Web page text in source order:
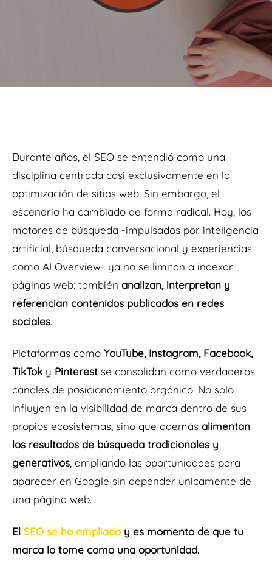
Durante años, el SEO se entendió como una
disciplina centrada casi exclusivamente en la
optimización de sitios web. Sin embargo, el
escenario ha cambiado de forma radical. Hoy, los
motores de búsqueda -impulsados por inteligencia
artificial, búsqueda conversacional y experiencias
como AI Overview- ya no se limitan a indexar
páginas web: también analizan, interpretan y
referencian contenidos publicados en redes
sociales.
Plataformas como YouTube, Instagram, Facebook,
TikTok y Pinterest se consolidan como verdaderos
canales de posicionamiento orgánico. No solo
influyen en la visibilidad de marca dentro de sus
propios ecosistemas, sino que además alimentan
los resultados de búsqueda tradicionales y
generativos, ampliando las oportunidades para
aparecer en Google sin depender únicamente de
una página web.
El SEO se ha ampliado y es momento de que tu
marca lo tome como una oportunidad.